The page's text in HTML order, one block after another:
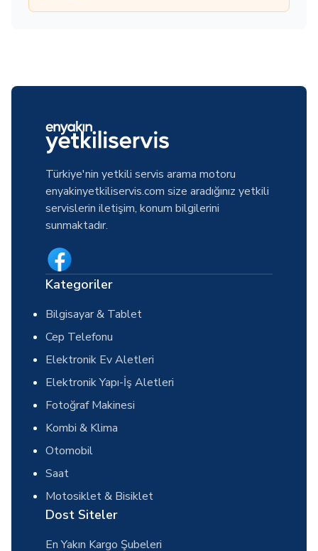
Türkiye'nin yetkili servis arama motoru
enyakinyetkiliservis.com size aradığınız yetkili
servislerin iletişim, konum bilgilerini
sunmaktadır.
Kategoriler
Bilgisayar & Tablet
Cep Telefonu
Elektronik Ev Aletleri
Elektronik Yapı-İş Aletleri
Fotoğraf Makinesi
Kombi & Klima
Otomobil
Saat
Motosiklet & Bisiklet
Dost Siteler
En Yakın Kargo Şubeleri